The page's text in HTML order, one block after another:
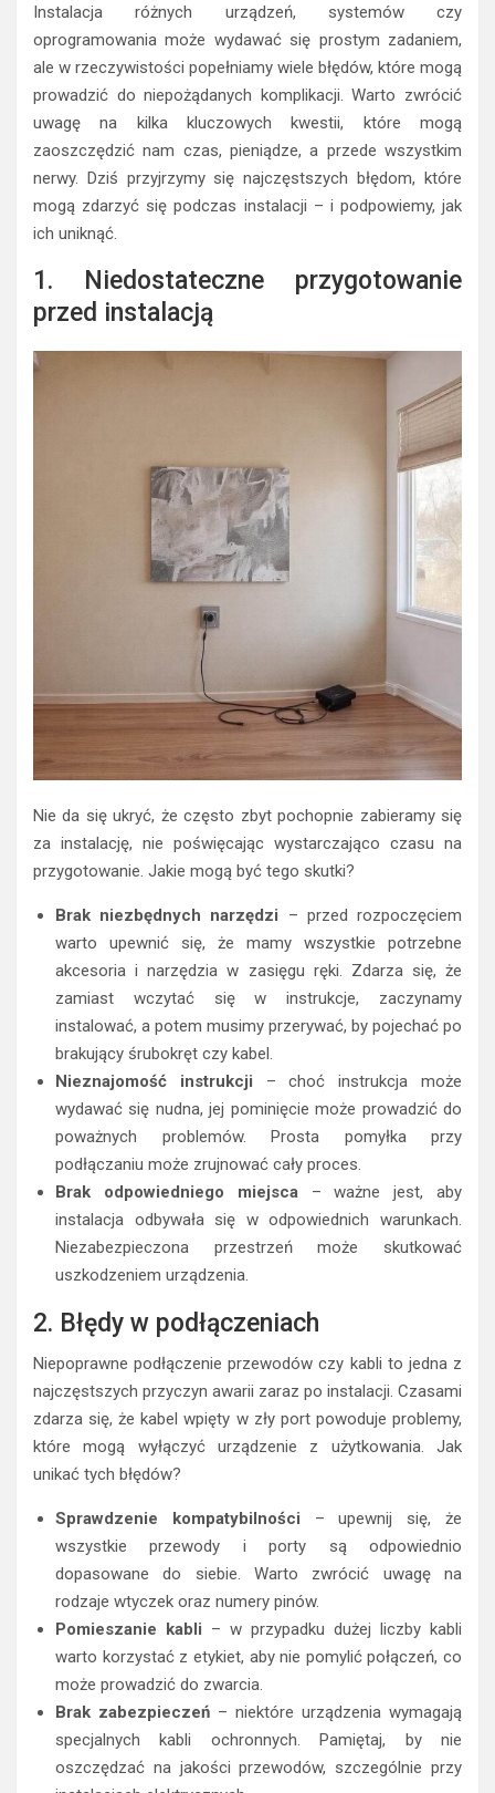
Instalacja różnych urządzeń, systemów czy
oprogramowania może wydawać się prostym zadaniem,
ale w rzeczywistości popełniamy wiele błędów, które mogą
prowadzić do niepożądanych komplikacji. Warto zwrócić
uwagę na kilka kluczowych kwestii, które mogą
zaoszczędzić nam czas, pieniądze, a przede wszystkim
nerwy. Dziś przyjrzymy się najczęstszych błędom, które
mogą zdarzyć się podczas instalacji – i podpowiemy, jak
ich uniknąć.
1. Niedostateczne przygotowanie
przed instalacją
Nie da się ukryć, że często zbyt pochopnie zabieramy się
za instalację, nie poświęcając wystarczająco czasu na
przygotowanie. Jakie mogą być tego skutki?
Brak niezbędnych narzędzi – przed rozpoczęciem
warto upewnić się, że mamy wszystkie potrzebne
akcesoria i narzędzia w zasięgu ręki. Zdarza się, że
zamiast wczytać się w instrukcje, zaczynamy
instalować, a potem musimy przerywać, by pojechać po
brakujący śrubokręt czy kabel.
Nieznajomość instrukcji – choć instrukcja może
wydawać się nudna, jej pominięcie może prowadzić do
poważnych problemów. Prosta pomyłka przy
podłączaniu może zrujnować cały proces.
Brak odpowiedniego miejsca– ważne jest, aby
instalacja odbywała się w odpowiednich warunkach.
Niezabezpieczona przestrzeń może skutkować
uszkodzeniem urządzenia.
2. Błędy w podłączeniach
Niepoprawne podłączenie przewodów czy kabli to jedna z
najczęstszych przyczyn awarii zaraz po instalacji. Czasami
zdarza się, że kabel wpięty w zły port powoduje problemy,
które mogą wyłączyć urządzenie z użytkowania. Jak
unikać tych błędów?
Sprawdzenie kompatybilności – upewnij się, że
wszystkie przewody i porty są odpowiednio
dopasowane do siebie. Warto zwrócić uwagę na
rodzaje wtyczek oraz numery pinów.
Pomieszanie kabli – w przypadku dużej liczby kabli
warto korzystać z etykiet, aby nie pomylić połączeń, co
może prowadzić do zwarcia.
Brak zabezpieczeń – niektóre urządzenia wymagają
specjalnych kabli ochronnych. Pamiętaj, by nie
oszczędzać na jakości przewodów, szczególnie przy